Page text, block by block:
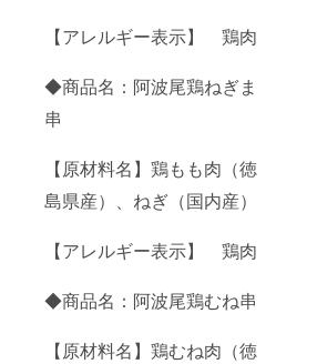
【アレルギー表示】 鶏肉
◆商品名：阿波尾鶏ねぎま
串
【原材料名】鶏もも肉（徳
島県産）、ねぎ（国内産）
【アレルギー表示】 鶏肉
◆商品名：阿波尾鶏むね串
【原材料名】鶏むね肉（徳